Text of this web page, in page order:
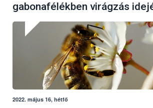
gabonafélékben virágzás
2022. május 16, hétfő